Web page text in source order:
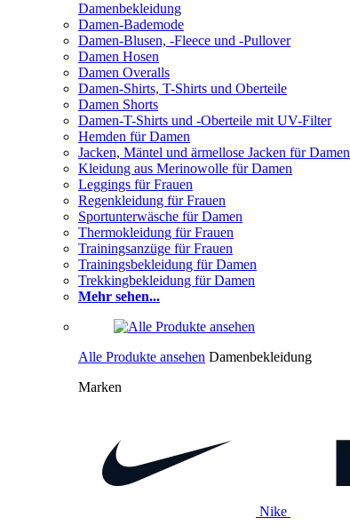
Damenbekleidung
Damen-Bademode
Damen-Blusen, -Fleece und -Pullover
Damen Hosen
Damen Overalls
Damen-Shirts, T-Shirts und Oberteile
Damen Shorts
Damen-T-Shirts und -Oberteile mit UV-Filter
Hemden für Damen
Jacken, Mäntel und ärmellose Jacken für Damen
Kleidung aus Merinowolle für Damen
Leggings für Frauen
Regenkleidung für Frauen
Sportunterwäsche für Damen
Thermokleidung für Frauen
Trainingsanzüge für Frauen
Trainingsbekleidung für Damen
Trekkingbekleidung für Damen
Mehr sehen...
Alle Produkte ansehen Damenbekleidung
Marken
Nike